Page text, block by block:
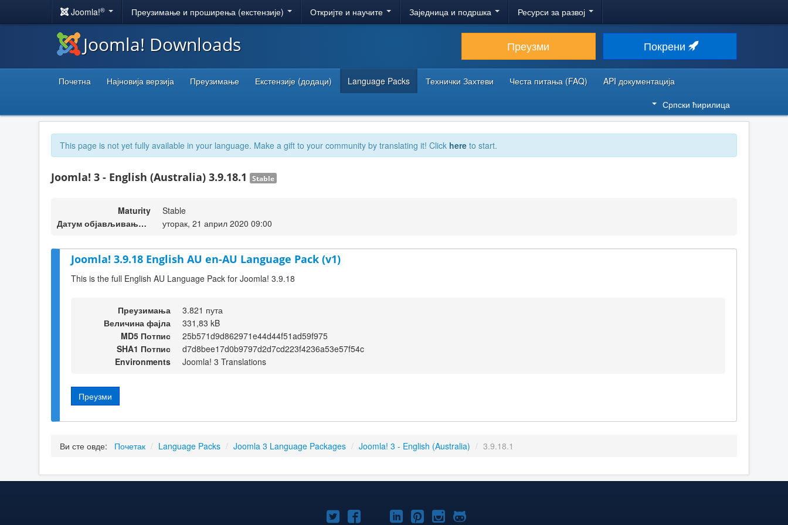
Joomla!® Преузимање и проширења (екстензије) Откријте и научите Заједница и подршка Ресурси за развој
Joomla! Downloads Преузми Покрени
Почетна Најновија верзија Преузимање Екстензије (додаци) Language Packs Технички Захтеви Честа питања (FAQ)
API документација
Српски ћирилица
This page is not yet fully available in your language. Make a gift to your community by translating it! Click here to start.
Joomla! 3 - English (Australia) 3.9.18.1 Stable
Maturity
Stable
Датум објављивања верзије
уторак, 21 април 2020 09:00
Joomla! 3.9.18 English AU en-AU Language Pack (v1)
This is the full English AU Language Pack for Joomla! 3.9.18
Преузимања
3.821 пута
Величина фајла
331,83 kB
MD5 Потпис
25b571d9d862971e44d44f51ad59f975
SHA1 Потпис
d7d8bee17d0b9797d2d7cd223f4236a53e57f54c
Environments
Joomla! 3 Translations
Преузми
Ви сте овде: Почетак / Language Packs / Joomla 3 Language Packages / Joomla! 3 - English (Australia) / 3.9.18.1
Joomla!Joomla!Joomla!
Joomla!Joomla!
Joomla!Joomla!